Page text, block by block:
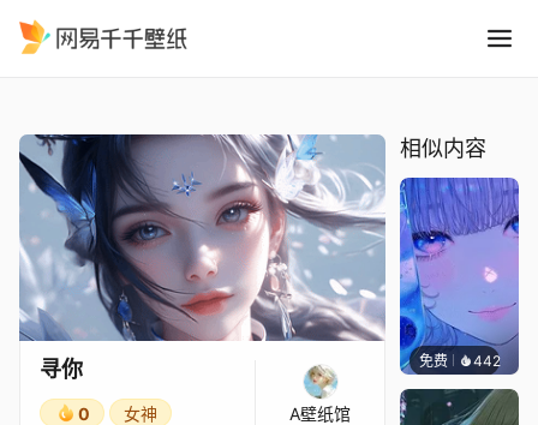
寻你
0
女神
A壁纸馆
相似内容
免费 442辰东